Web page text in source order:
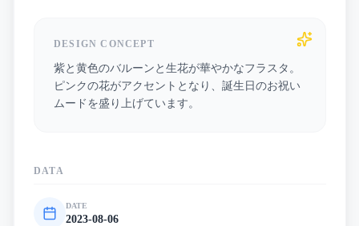
DESIGN CONCEPT
紫と黄色のバルーンと生花が華やかなフラスタ。
ピンクの花がアクセントとなり、誕生日のお祝い
ムードを盛り上げています。
DATA
DATE
2023-08-06